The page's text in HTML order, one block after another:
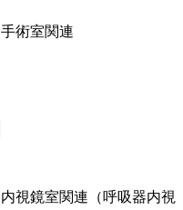
手術室関連
内視鏡室関連（呼吸器内視